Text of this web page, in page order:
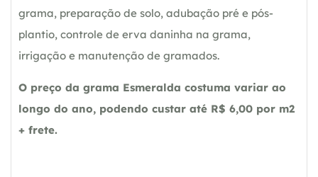
grama, preparação de solo, adubação pré e pós-
plantio, controle de erva daninha na grama,
irrigação e manutenção de gramados.
O preço da grama Esmeralda costuma variar ao
longo do ano, podendo custar até R$ 6,00 por m2
+ frete.